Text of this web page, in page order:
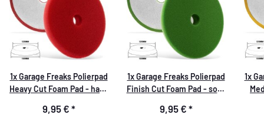
1xGarage Freaks Polierpad
Heavy Cut Foam Pad - hart,
9,95 € *
1xGarage Freaks Polierpad
Finish Cut Foam Pad - soft,
9,95 € *
1x